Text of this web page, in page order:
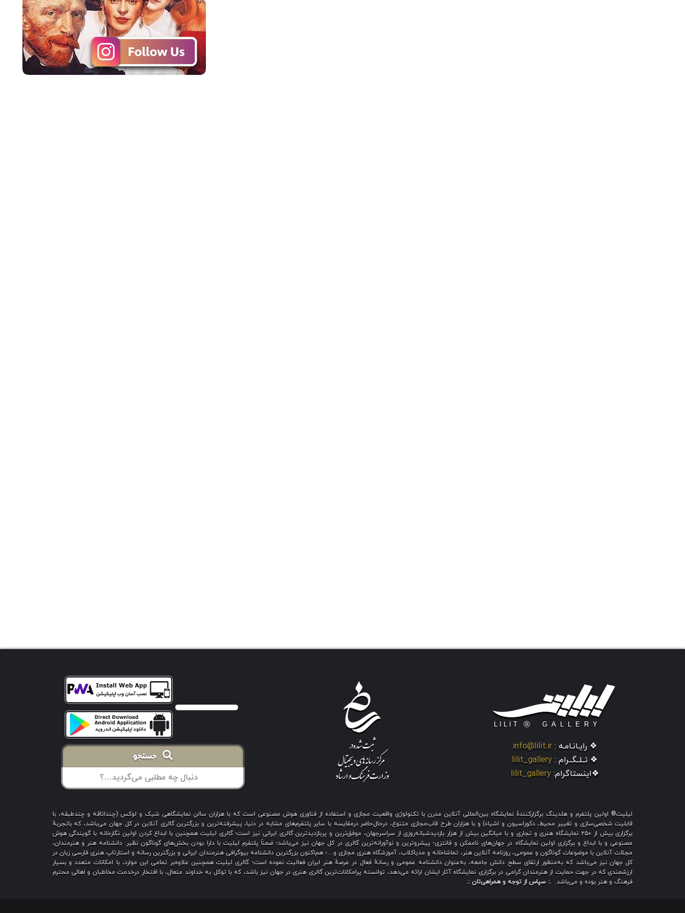
❖ رایـانـامـه : info@lilit.ir
❖ تــلــگــرام : lilit_gallery
❖اینستاگرام: lilit_gallery
جستجو
لیلیت® اولین پلتفرم و هلدینگ برگزارکنندهٔ نمایشگاه بین‌المللی آنلاین مدرن با تکنولوژی واقعیت مجازی و استفاده از فناوری هوش مصنوعی است که با هزاران سالن نمایشگاهی شیک و لوکس (چنداتاقه و چندطبقه، با
قابلیت شخصی‌سازی و تغییر محیط، دکوراسیون و اشیاء) و با هزاران طرح قاب‌مجازی متنوع، درحال‌حاضر درمقایسه با سایر پلتفرم‌های مشابه در دنیا، پیشرفته‌ترین و بزرگترین گالری آنلاین در کل جهان می‌باشد، که باتجربهٔ
برگزاری بیش از ۲۵۰ نمایشگاه هنری و تجاری و با میانگین بیش از هزار بازدیدشبانه‌روزی از سراسرجهان، موفق‌ترین و پربازدیدترین گالری ایرانی نیز است؛ گالری لیلیت همچنین با ابداع کردن اولین نگارخانه با گویندگی هوش
مصنوعی و با ابداع و برگزاری اولین نمایشگاه در جهان‌های ناممکن و فانتزی؛ پیشروترین و نوآورانه‌ترین گالری در کل جهان نیز می‌باشد؛ ضمناً پلتفرم لیلیت با دارا بودن بخش‌های گوناگون نظیر: دانشنامه هنر و هنرمندان،
مجلات آنلاین با موضوعات گوناگون و عمومی، روزنامه آنلاین هنر، تماشاخانه و مدیاکلاب، آموزشگاه هنری مجازی و…؛ هم‌اکنون بزرگترین دانشنامه بیوگرافی هنرمندان ایرانی و بزرگترین رسانه و استارتاپ هنری فارسی زبان در
کل جهان نیز می‌باشد که به‌منظور ارتقای سطح دانش جامعه، به‌عنوان دانشنامه عمومی و رسانهٔ فعال در عرصهٔ هنر ایران فعالیت نموده است؛ گالری لیلیت همچنین علاوه‌بر تمامی این موارد، با امکانات متعدد و بسیار
ارزشمندی که در جهت حمایت از هنرمندان گرامی در برگزاری نمایشگاه آثار ایشان ارائه می‌دهد، توانسته پرامکانات‌ترین گالری هنری در جهان نیز باشد، که با توکل به خداوند متعال، با افتخار درخدمت مخاطبان و اهالی محترم
فرهنگ و هنر بوده و می‌باشد. .: سپاس از توجه و همراهی‌تان :.